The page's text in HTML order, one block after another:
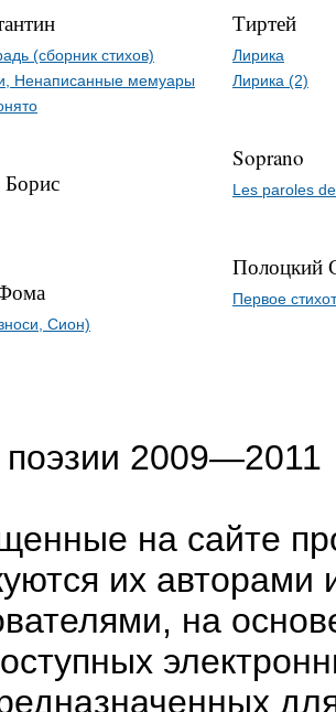
(сборник стихов)
Ненаписанные мемуары
Сион)
Тиртей
Лирика
Лирика (2)
Soprano
Les paroles
Полоцкий
Первое
2009—2011
на сайте
их авторами
на